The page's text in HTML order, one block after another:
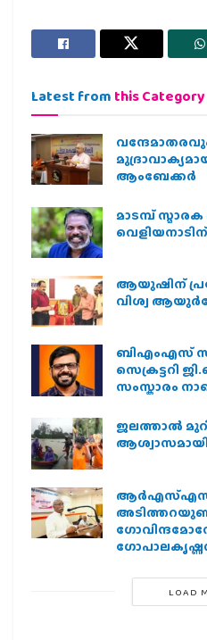
Latest from this Category
ആംബേക്കർ
മാടമ്പ്
വെളിയനാടിന്
ആയുഷിന്
വിശ്വ
ബിഎംഎസ്
സെക്രട്ടറി
സംസ്കാരം
ജലത്താല്‍
LOAD